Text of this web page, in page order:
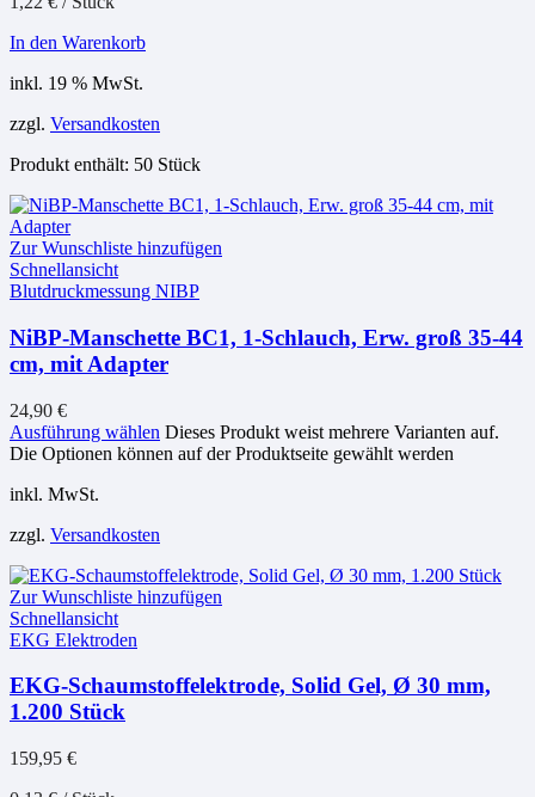
In den Warenkorb
inkl. 19 % MwSt.
zzgl. Versandkosten
Produkt enthält: 50 Stück
Zur Wunschliste hinzufügen
Schnellansicht
Blutdruckmessung NIBP
NiBP-Manschette BC1, 1-Schlauch, Erw. groß 35-44
cm, mit Adapter
24,90 €
Ausführung wählen Dieses Produkt weist mehrere Varianten auf.
Die Optionen können auf der Produktseite gewählt werden
inkl. MwSt.
zzgl. Versandkosten
Zur Wunschliste hinzufügen
Schnellansicht
EKG Elektroden
EKG-Schaumstoffelektrode, Solid Gel, Ø 30 mm,
1.200 Stück
159,95 €